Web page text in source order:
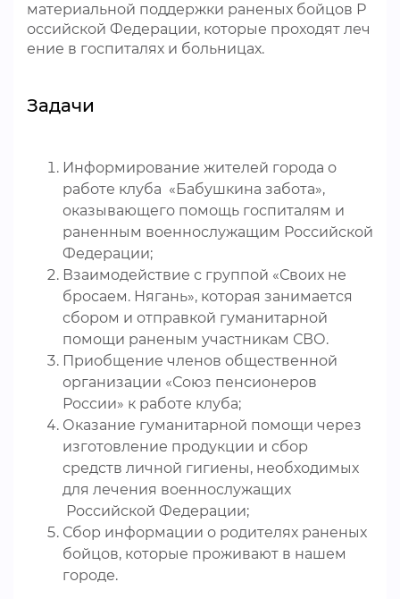
материальной поддержки раненых бойцов Р
оссийской Федерации, которые проходят леч
ение в госпиталях и больницах.
Задачи
Информирование жителей города о
работе клуба «Бабушкина забота»,
оказывающего помощь госпиталям и
раненным военнослужащим Российской
Федерации;
Взаимодействие с группой «Своих не
бросаем. Нягань», которая занимается
сбором и отправкой гуманитарной
помощи раненым участникам СВО.
Приобщение членов общественной
организации «Союз пенсионеров
России» к работе клуба;
Оказание гуманитарной помощи через
изготовление продукции и сбор
средств личной гигиены, необходимых
для лечения военнослужащих
Российской Федерации;
Сбор информации о родителях раненых
бойцов, которые проживают в нашем
городе.